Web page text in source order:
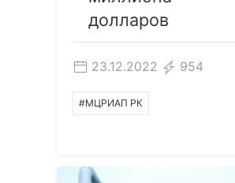
долларов
23.12.2022 954
#МЦРИАП РК